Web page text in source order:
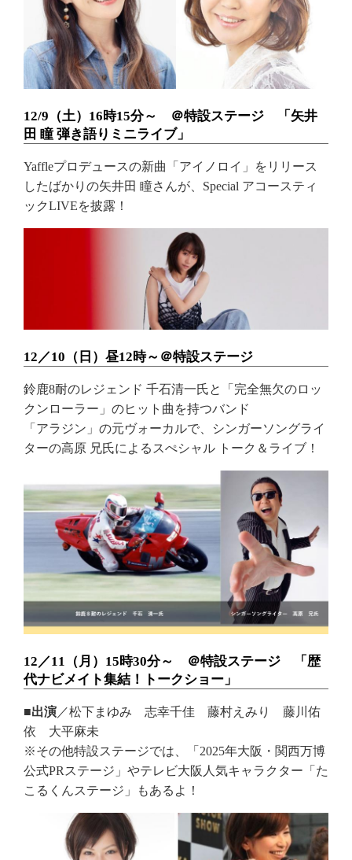
12/9（土）16時15分～ ＠特設ステージ 「矢井
田 瞳 弾き語りミニライブ」
Yaffleプロデュースの新曲「アイノロイ」をリリース
したばかりの矢井田 瞳さんが、Special アコースティ
ックLIVEを披露！
12／10（日）昼12時～＠特設ステージ
鈴鹿8耐のレジェンド 千石清一氏と「完全無欠のロッ
クンローラー」のヒット曲を持つバンド
「アラジン」の元ヴォーカルで、シンガーソングライ
ターの高原 兄氏によるスぺシャル トーク＆ライブ！
12／11（月）15時30分～ ＠特設ステージ 「歴
代ナビメイト集結！トークショー」
■出演／松下まゆみ 志幸千佳 藤村えみり 藤川佑
依 大平麻未
※その他特設ステージでは、「2025年大阪・関西万博
公式PRステージ」やテレビ大阪人気キャラクター「た
こるくんステージ」もあるよ！